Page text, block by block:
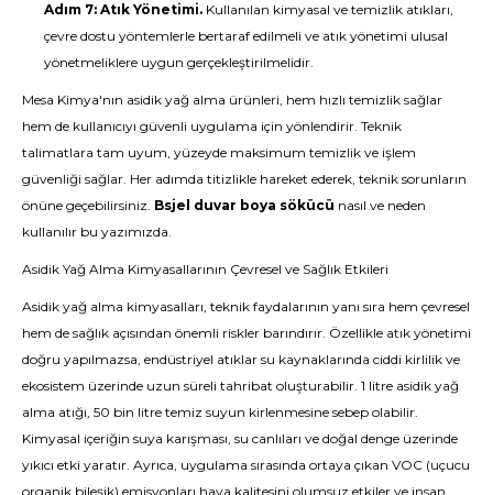
Adım 7: Atık Yönetimi. Kullanılan kimyasal ve temizlik atıkları,
çevre dostu yöntemlerle bertaraf edilmeli ve atık yönetimi ulusal
yönetmeliklere uygun gerçekleştirilmelidir.
Mesa Kimya'nın asidik yağ alma ürünleri, hem hızlı temizlik sağlar
hem de kullanıcıyı güvenli uygulama için yönlendirir. Teknik
talimatlara tam uyum, yüzeyde maksimum temizlik ve işlem
güvenliği sağlar. Her adımda titizlikle hareket ederek, teknik sorunların
önüne geçebilirsiniz. Bsjel duvar boya sökücü nasıl ve neden
kullanılır bu yazımızda.
Asidik Yağ Alma Kimyasallarının Çevresel ve Sağlık Etkileri
Asidik yağ alma kimyasalları, teknik faydalarının yanı sıra hem çevresel
hem de sağlık açısından önemli riskler barındırır. Özellikle atık yönetimi
doğru yapılmazsa, endüstriyel atıklar su kaynaklarında ciddi kirlilik ve
ekosistem üzerinde uzun süreli tahribat oluşturabilir. 1 litre asidik yağ
alma atığı, 50 bin litre temiz suyun kirlenmesine sebep olabilir.
Kimyasal içeriğin suya karışması, su canlıları ve doğal denge üzerinde
yıkıcı etki yaratır. Ayrıca, uygulama sırasında ortaya çıkan VOC (uçucu
organik bileşik) emisyonları hava kalitesini olumsuz etkiler ve insan